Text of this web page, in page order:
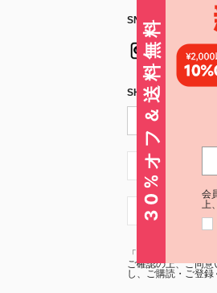
SNSフォローはこち
SHEIN STYLE
JP + 81
JP + 81
「SHEIN STYLE
ご確認の上、ご同
し、ご購読・ご登録
30%オフ＆送料無料 会
上